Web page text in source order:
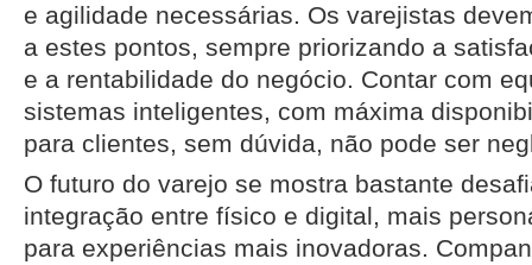
e agilidade necessárias. Os varejistas
a estes pontos, sempre priorizando a
e a rentabilidade do negócio. Contar com
sistemas inteligentes, com máxima
para clientes, sem dúvida, não pode ser
O futuro do varejo se mostra bastante
integração entre físico e digital, mais
para experiências mais inovadoras.